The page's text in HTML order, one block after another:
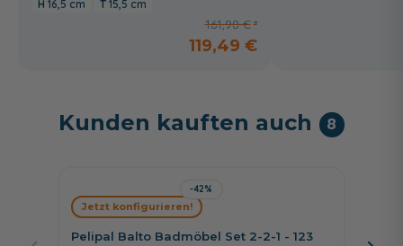
16,5 cm 15,5 cm
161,98 €
119,49 €
Kunden kauften auch 8
-42%
Pelipal Balto Badmöbel Set 2-2-1 - 123
Jetzt konfigurieren!